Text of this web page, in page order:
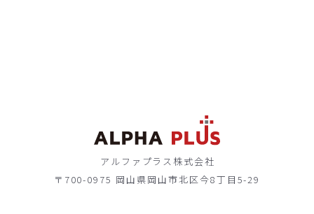
アルファプラス株式会社
〒700-0975 岡山県岡山市北区今8丁目5-29